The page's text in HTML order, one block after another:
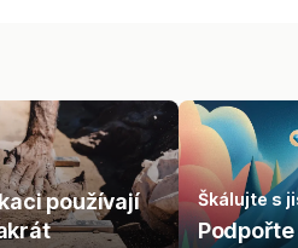
používají
Škálujte s